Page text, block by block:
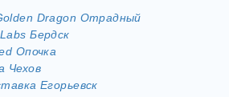
Dragon Отрадный
Бердск
Опочка
Чехов
Егорьевск